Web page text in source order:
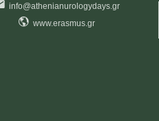
info@athenianurologydays.gr
www.erasmus.gr